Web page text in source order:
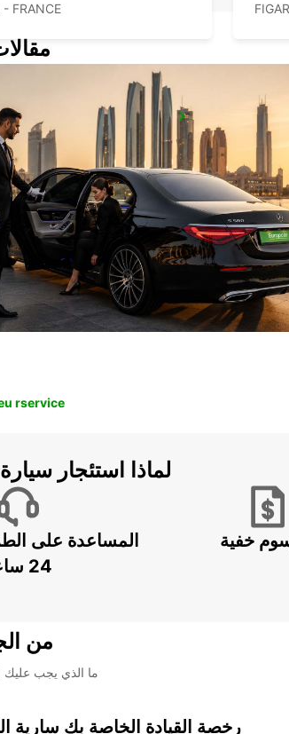
- FRANCE
rservice
لماذا استئجار
المساعدة على
24 ساعة
خفية
من
ما الذي يجب عليك
رخصة القيادة الخاصة بك سارية